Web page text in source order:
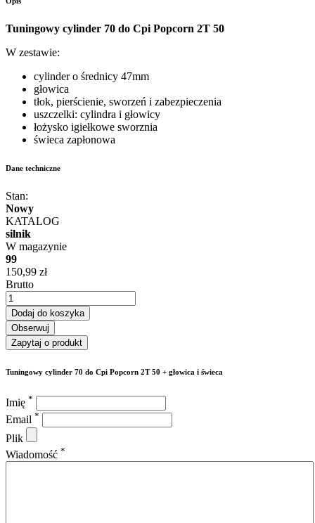
Tuningowy cylinder 70 do Cpi Popcorn 2T 50
W zestawie:
cylinder o średnicy 47mm
głowica
tłok, pierścienie, sworzeń i zabezpieczenia
uszczelki: cylindra i głowicy
łożysko igiełkowe sworznia
świeca zapłonowa
Dane techniczne
Stan:
Nowy
KATALOG
silnik
W magazynie
99
150,99 zł
Brutto
Dodaj do koszyka
Obserwuj
Zapytaj o produkt
Tuningowy cylinder 70 do Cpi Popcorn 2T 50 + głowica i świeca
Imię *
Email *
Plik
Wiadomość *